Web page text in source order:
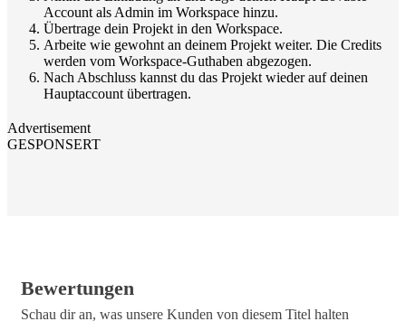
Account als Admin im Workspace hinzu.
Übertrage dein Projekt in den Workspace.
Arbeite wie gewohnt an deinem Projekt weiter. Die Credits
werden vom Workspace-Guthaben abgezogen.
Nach Abschluss kannst du das Projekt wieder auf deinen
Hauptaccount übertragen.
Advertisement
GESPONSERT
Bewertungen
Schau dir an, was unsere Kunden von diesem Titel halten